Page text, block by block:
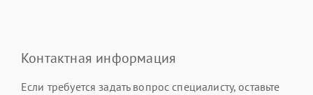
Контактная информация
Если требуется задать вопрос специалисту, оставьте